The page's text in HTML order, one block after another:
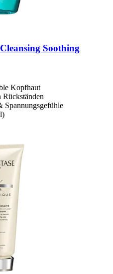
Soothing
Kopfhaut
Spannungsgefühle